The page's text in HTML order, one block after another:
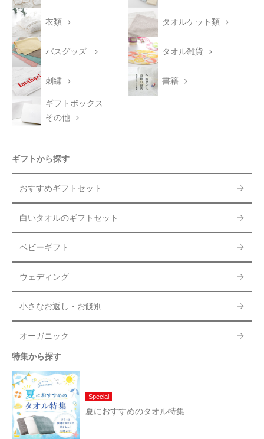
衣類 タオルケット類
バスグッズ タオル雑貨
刺繍 書籍
ギフトボックス
その他
ギフトから探す
おすすめギフトセット
白いタオルのギフトセット
ベビーギフト
ウェディング
小さなお返し・お餞別
オーガニック
特集から探す
Special
夏におすすめのタオル特集